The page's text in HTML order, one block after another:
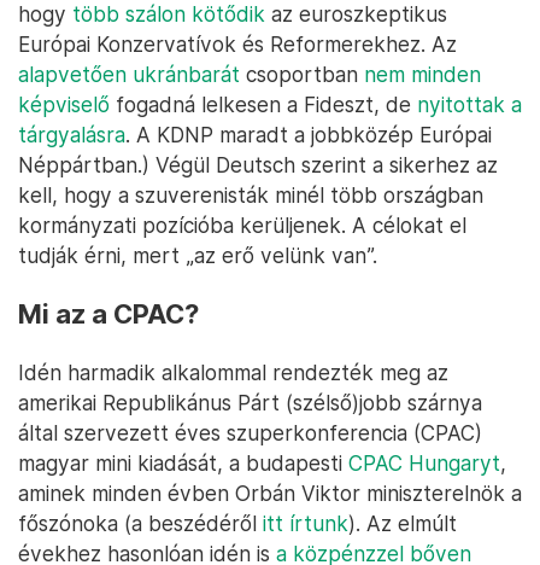
hogy több szálon kötődik az euroszkeptikus
Európai Konzervatívok és Reformerekhez. Az
alapvetően ukránbarát csoportban nem minden
képviselő fogadná lelkesen a Fideszt, de nyitottak a
tárgyalásra. A KDNP maradt a jobbközép Európai
Néppártban.) Végül Deutsch szerint a sikerhez az
kell, hogy a szuverenisták minél több országban
kormányzati pozícióba kerüljenek. A célokat el
tudják érni, mert „az erő velünk van”.
Mi az a CPAC?
Idén harmadik alkalommal rendezték meg az
amerikai Republikánus Párt (szélső)jobb szárnya
által szervezett éves szuperkonferencia (CPAC)
magyar mini kiadását, a budapesti CPAC Hungaryt,
aminek minden évben Orbán Viktor miniszterelnök a
főszónoka (a beszédéről itt írtunk). Az elmúlt
évekhez hasonlóan idén is a közpénzzel bőven